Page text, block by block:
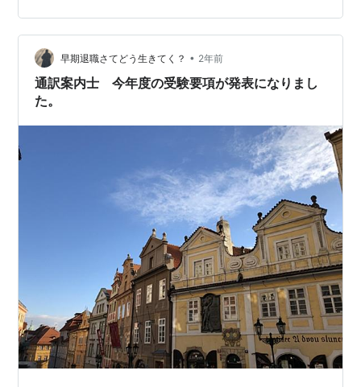
早期退職さてどう生きてく？ • 2年前
通訳案内士 今年度の受験要項が発表になりまし
た。